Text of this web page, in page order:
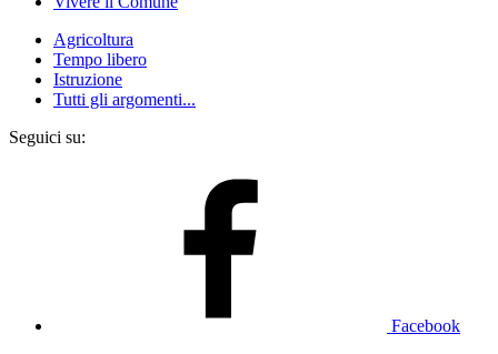
Agricoltura
Tempo libero
Istruzione
Tutti gli argomenti...
Seguici su:
Facebook